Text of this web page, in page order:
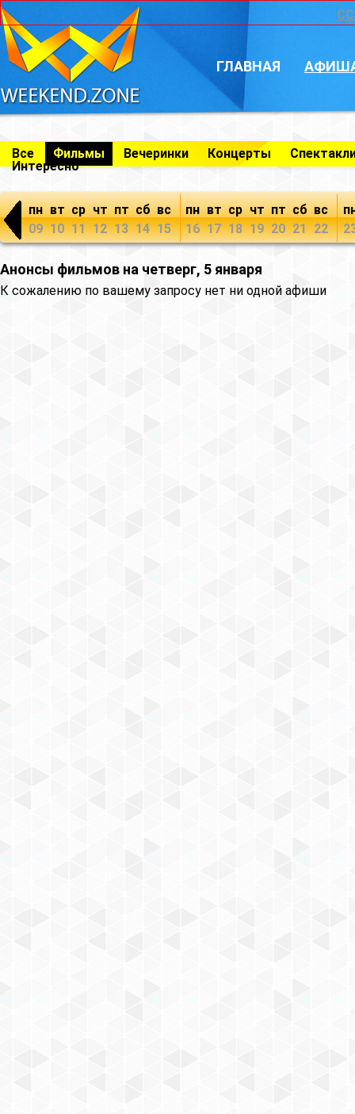
ГЛАВНАЯ
Все Фильмы Вечеринки Концерты
Интересно
пн
09
вт
10
ср
11
чт
12
пт
13
сб
14
вс
15
пн
16
вт
17
ср
18
чт
19
пт
20
сб
21
вс
22
Анонсы фильмов на четверг, 5 января
К сожалению по вашему запросу нет ни одной афиши